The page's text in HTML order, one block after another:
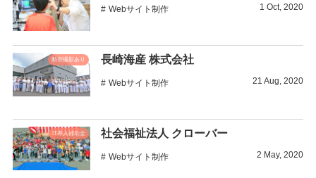
Webサイト制作 1 Oct ,2020
動画撮影あり 長崎海産 株式会社
Webサイト制作 21 Aug ,2020
IT導入補助金 社会福祉法人 クローバー
Webサイト制作 2 May,2020